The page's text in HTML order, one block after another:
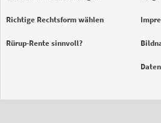
Richtige Rechtsform wählen
Rürup-Rente sinnvoll?